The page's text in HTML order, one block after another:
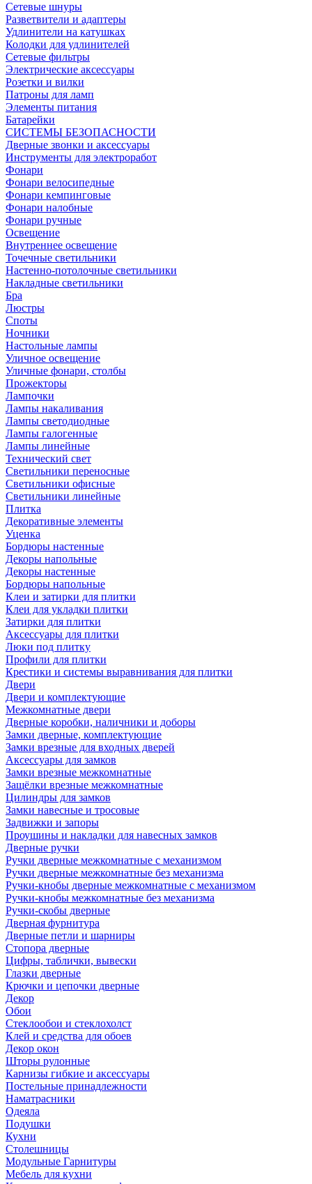
Сетевые шнуры
Разветвители и адаптеры
Удлинители на катушках
Колодки для удлинителей
Сетевые фильтры
Электрические аксессуары
Розетки и вилки
Патроны для ламп
Элементы питания
Батарейки
СИСТЕМЫ БЕЗОПАСНОСТИ
Дверные звонки и аксессуары
Инструменты для электроработ
Фонари
Фонари велосипедные
Фонари кемпинговые
Фонари налобные
Фонари ручные
Освещение
Внутреннее освещение
Точечные светильники
Настенно-потолочные светильники
Накладные светильники
Бра
Люстры
Споты
Ночники
Настольные лампы
Уличное освещение
Уличные фонари, столбы
Прожекторы
Лампочки
Лампы накаливания
Лампы светодиодные
Лампы галогенные
Лампы линейные
Технический свет
Светильники переносные
Светильники офисные
Светильники линейные
Плитка
Декоративные элементы
Уценка
Бордюры настенные
Декоры напольные
Декоры настенные
Бордюры напольные
Клеи и затирки для плитки
Клеи для укладки плитки
Затирки для плитки
Аксессуары для плитки
Люки под плитку
Профили для плитки
Крестики и системы выравнивания для плитки
Двери
Двери и комплектующие
Межкомнатные двери
Дверные коробки, наличники и доборы
Замки дверные, комплектующие
Замки врезные для входных дверей
Аксессуары для замков
Замки врезные межкомнатные
Защёлки врезные межкомнатные
Цилиндры для замков
Замки навесные и тросовые
Задвижки и запоры
Проушины и накладки для навесных замков
Дверные ручки
Ручки дверные межкомнатные с механизмом
Ручки дверные межкомнатные без механизма
Ручки-кнобы дверные межкомнатные с механизмом
Ручки-кнобы межкомнатные без механизма
Ручки-скобы дверные
Дверная фурнитура
Дверные петли и шарниры
Стопора дверные
Цифры, таблички, вывески
Глазки дверные
Крючки и цепочки дверные
Декор
Обои
Стеклообои и стеклохолст
Клей и средства для обоев
Декор окон
Шторы рулонные
Карнизы гибкие и аксессуары
Постельные принадлежности
Наматрасники
Одеяла
Подушки
Кухни
Столешницы
Модульные Гарнитуры
Мебель для кухни